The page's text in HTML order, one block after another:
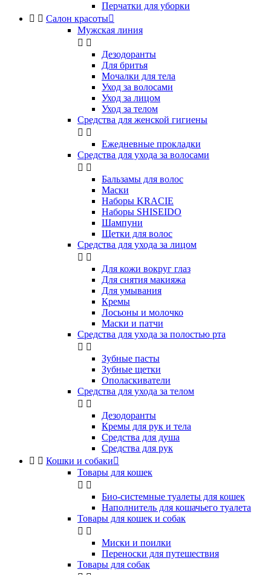
Перчатки для уборки
  Салон красоты
Мужская линия
 
Дезодоранты
Для бритья
Мочалки для тела
Уход за волосами
Уход за лицом
Уход за телом
Средства для женской гигиены
 
Ежедневные прокладки
Средства для ухода за волосами
 
Бальзамы для волос
Маски
Наборы KRACIE
Наборы SHISEIDO
Шампуни
Щетки для волос
Средства для ухода за лицом
 
Для кожи вокруг глаз
Для снятия макияжа
Для умывания
Кремы
Лосьоны и молочко
Маски и патчи
Средства для ухода за полостью рта
 
Зубные пасты
Зубные щетки
Ополаскиватели
Средства для ухода за телом
 
Дезодоранты
Кремы для рук и тела
Средства для душа
Средства для рук
  Кошки и собаки
Товары для кошек
 
Био-системные туалеты для кошек
Наполнитель для кошачьего туалета
Товары для кошек и собак
 
Миски и поилки
Переноски для путешествия
Товары для собак